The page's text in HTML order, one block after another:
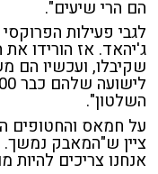
הם הרי שיעים".
לגבי פעילות
ג'יהאד. אז הורידו
שקיבלו, ועכשיו הם
השלטון".
על חמאס והחטופים
ציין ש"המאבק
אנחנו צריכים להיות